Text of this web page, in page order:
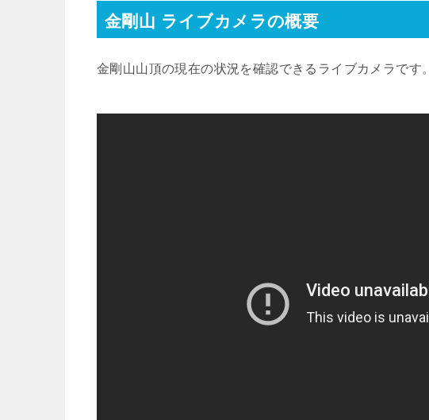
金剛山 ライブカメラの概要
金剛山山頂の現在の状況を確認できるライブカメラです。